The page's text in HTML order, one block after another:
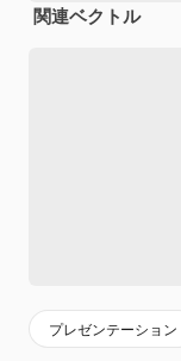
関連ベクトル
プレゼンテーション